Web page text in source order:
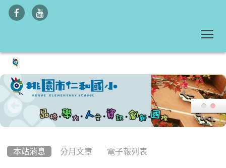
本站消息 分月文章 電子報列表